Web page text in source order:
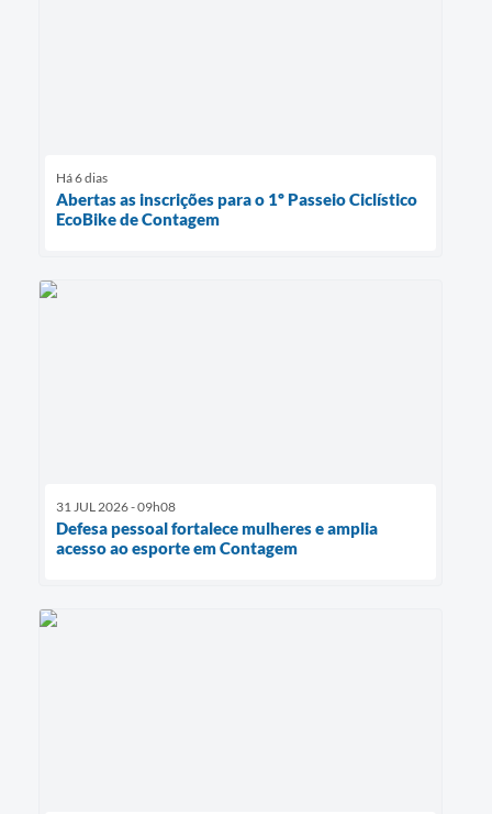
Há 6 dias
Abertas as inscrições para o 1º Passeio Ciclístico
EcoBike de Contagem
31 JUL 2026 - 09h08
Defesa pessoal fortalece mulheres e amplia
acesso ao esporte em Contagem